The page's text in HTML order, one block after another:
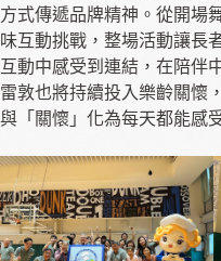
方式傳遞品牌精神。從開場
味互動挑戰，整場活動讓長
互動中感受到連結，在陪伴
雷敦也將持續投入樂齡關懷
與「關懷」化為每天都能感